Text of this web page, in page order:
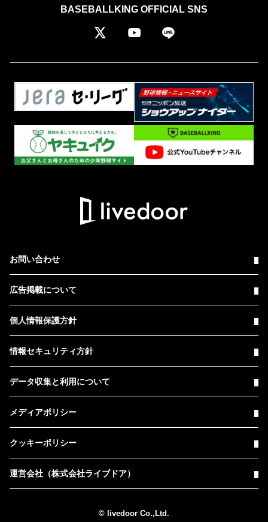
BASEBALLKING OFFICIAL SNS
お問い合わせ
広告掲載について
個人情報保護方針
情報セキュリティ方針
データ収集と利用について
メディアポリシー
クッキーポリシー
運営会社（株式会社ライブドア）
© livedoor Co.,Ltd.